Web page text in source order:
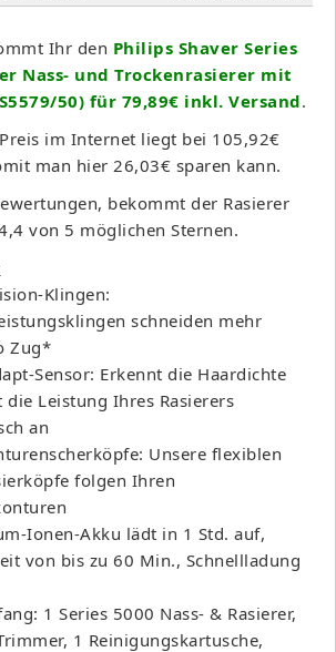
Ihr den Philips Shaver Series
Nass- und Trockenrasierer mit
50) für 79,89€ inkl. Versand.
im Internet liegt bei 105,92€
man hier 26,03€ sparen kann.
bekommt der Rasierer
von 5 möglichen Sternen.
Klingen:
schneiden mehr
Zug*
Sensor: Erkennt die Haardichte
die Leistung Ihres Rasierers
an
Unsere flexiblen
folgen Ihren
Ionen-Akku lädt in 1 Std. auf,
von bis zu 60 Min., Schnellladung
1 Series 5000 Nass- & Rasierer,
1 Reinigungskartusche,